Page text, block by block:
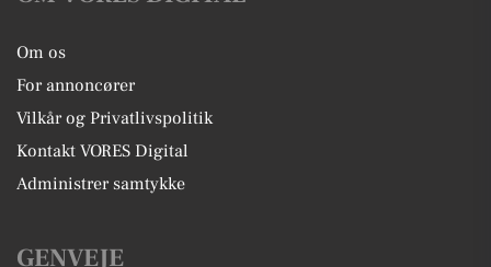
Om os
For annoncører
Vilkår og Privatlivspolitik
Kontakt VORES Digital
Administrer samtykke
GENVEJE